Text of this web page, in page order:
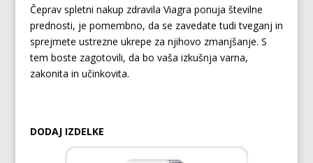
Čeprav spletni nakup zdravila Viagra ponuja številne
prednosti, je pomembno, da se zavedate tudi tveganj in
sprejmete ustrezne ukrepe za njihovo zmanjšanje. S
tem boste zagotovili, da bo vaša izkušnja varna,
zakonita in učinkovita.
DODAJ IZDELKE